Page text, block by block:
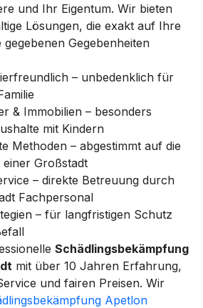
und Ihr Eigentum. Wir bieten
Lösungen, die exakt auf Ihre
Gegebenheiten
– unbedenklich für
& Immobilien – besonders
mit Kindern
Methoden – abgestimmt auf die
Großstadt
– direkte Betreuung durch
Fachpersonal
– für langfristigen Schutz
Schädlingsbekämpfung
mit über 10 Jahren Erfahrung,
und fairen Preisen. Wir
Apetlon